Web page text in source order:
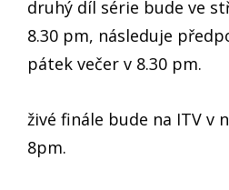
druhý díl série bude ve
8.30 pm, následuje
pátek večer v 8.30 pm.
živé finále bude na ITV v
8pm.